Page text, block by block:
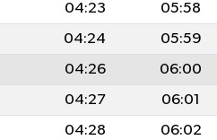
04:23 05:58
04:24 05:59
04:26 06:00
04:27 06:01
04:28 06:02